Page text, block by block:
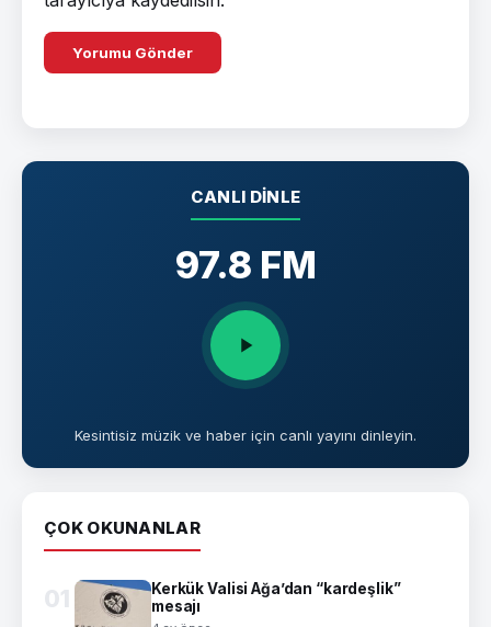
CANLI DINLE
97.8 FM
Kesintisiz müzik ve haber için canlı yayını dinleyin.
ÇOK OKUNANLAR
01
Kerkük Valisi Ağa’dan “kardeşlik”
mesajı